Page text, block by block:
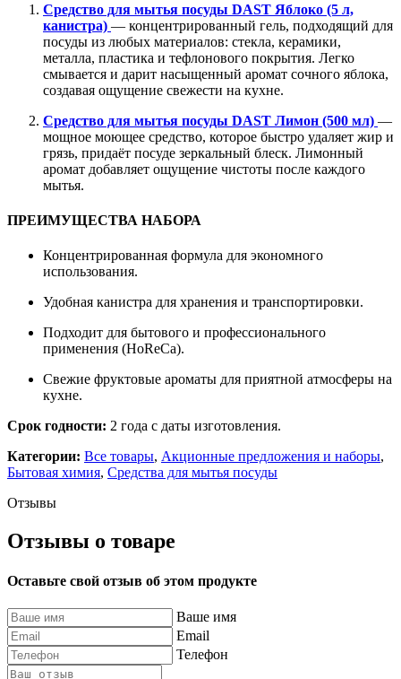
Средство для мытья посуды DAST Яблоко (5 л,
канистра) — концентрированный гель, подходящий для
посуды из любых материалов: стекла, керамики,
металла, пластика и тефлонового покрытия. Легко
смывается и дарит насыщенный аромат сочного яблока,
создавая ощущение свежести на кухне.
Средство для мытья посуды DAST Лимон (500 мл) —
мощное моющее средство, которое быстро удаляет жир и
грязь, придаёт посуде зеркальный блеск. Лимонный
аромат добавляет ощущение чистоты после каждого
мытья.
ПРЕИМУЩЕСТВА НАБОРА
Концентрированная формула для экономного
использования.
Удобная канистра для хранения и транспортировки.
Подходит для бытового и профессионального
применения (HoReCa).
Свежие фруктовые ароматы для приятной атмосферы на
кухне.
Срок годности: 2 года с даты изготовления.
Категории: Все товары, Акционные предложения и наборы,
Бытовая химия, Средства для мытья посуды
Отзывы
Отзывы о товаре
Оставьте свой отзыв об этом продукте
Ваше имя
Email
Телефон